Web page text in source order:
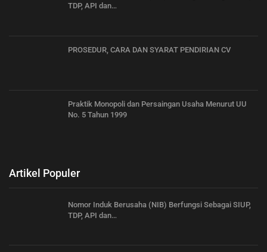
TDP, API dan…
PROSEDUR, CARA DAN SYARAT PENDIRIAN CV
Praktik Monopoli dan Persaingan Usaha Menurut UU
No. 5 Tahun 1999
Artikel Populer
Nomor Induk Berusaha (NIB) Berfungsi Sebagai SIUP,
TDP, API dan…